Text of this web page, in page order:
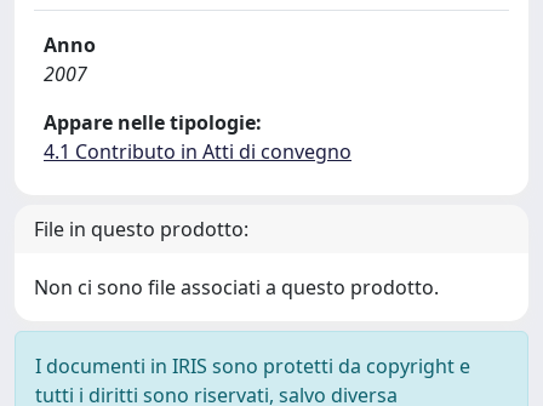
Anno
2007
Appare nelle tipologie:
4.1 Contributo in Atti di convegno
File in questo prodotto:
Non ci sono file associati a questo prodotto.
I documenti in IRIS sono protetti da copyright e
tutti i diritti sono riservati, salvo diversa